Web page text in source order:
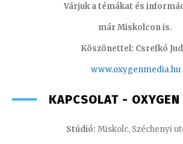
Várjuk a témákat és
már Miskolcon is.
Köszönettel: Csrefkó
www.oxygenmedia.hu
KAPCSOLAT -
Stúdió: Miskolc, Széchenyi